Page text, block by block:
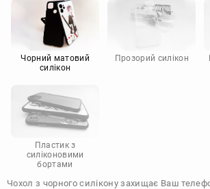
Motorola
Чорний матовий
силікон
Прозорий силікон
Пластик з
силіконовими
бортами
Чохол з чорного силікону захищає Ваш